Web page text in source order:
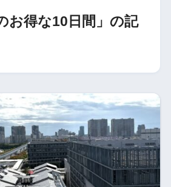
お得な10日間」の記